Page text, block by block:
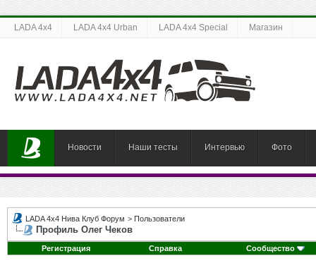
LADA 4x4 LADA 4x4 Urban LADA 4x4 Special Магазин
Новости Наши тесты Интервью Фото
LADA 4x4 Нива Клуб Форум > Пользователи
Профиль Олег Чеков
Регистрация Справка Сообщество